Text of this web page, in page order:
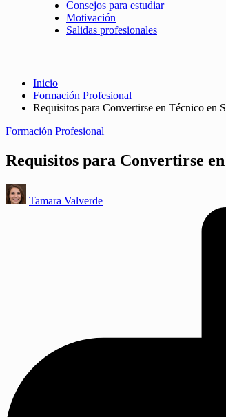
Consejos para estudiar
Motivación
Salidas profesionales
Inicio
Formación Profesional
Requisitos para Convertirse en Técnico en
Publicado
Formación Profesional
Requisitos para Convertirse
Publicado
por
Tamara Valverde